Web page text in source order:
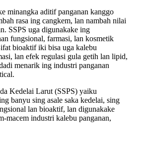
minangka aditif panganan kanggo
rasa ing cangkem, lan nambah nilai
SSPS uga digunakake ing
fungsional, farmasi, lan kosmetik
bioaktif iki bisa uga kalebu
lan efek regulasi gula getih lan lipid,
menarik ing industri panganan
Kedelai Larut (SSPS) yaiku
banyu sing asale saka kedelai, sing
lan bioaktif, lan digunakake
macem industri kalebu panganan,